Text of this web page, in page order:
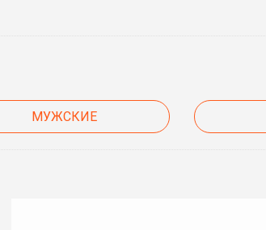
МУЖСКИЕ